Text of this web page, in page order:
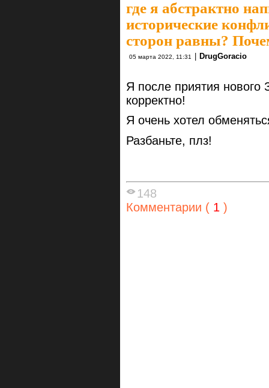
где я абстрактно
исторические
сторон равны?
05 марта 2022, 11:31 DrugGoracio
Я после приятия нового
корректно!
Я очень хотел
Разбаньте, плз!
148
Комментарии ( 1 )